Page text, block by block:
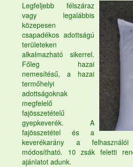
Legfeljebb félszáraz
vagy legalábbis
közepesen
csapadékos adottságú
területeken
alkalmazható sikerrel.
Főleg hazai
nemesítésű, a hazai
termőhelyi
adottságoknak
megfelelő
fajösszetételű
gyepkeverék. A
fajösszetétel és a
keverékarány a
módosítható. 10 zsák feletti
ajánlatot adunk.